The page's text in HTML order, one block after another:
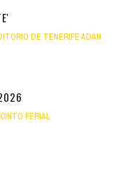
DE TENERIFE ADÁN
FERIAL